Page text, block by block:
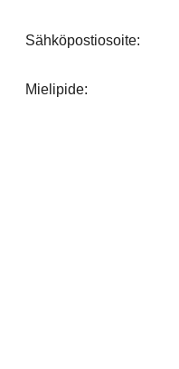
Sähköpostiosoite:
Mielipide: